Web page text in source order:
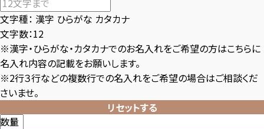
文字種： 漢字 ひらがな カタカナ
文字数：12
※漢字・ひらがな・カタカナでのお名入れをご希望の方はこちらに
名入れ内容の記載をお願いします。
※2行３行などの複数行での名入れをご希望の場合はご相談くだ
さいませ。
リセットする
数量